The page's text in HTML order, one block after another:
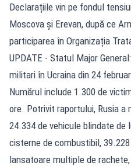
Declarațiile vin pe fondul
Moscova și Erevan, după ce
participarea în Organizația
UPDATE - Statul Major
militari în Ucraina din 24
Numărul include 1.300 de
ore. Potrivit raportului, Rusia a
24.334 de vehicule blindate de
cisterne de combustibil,
lansatoare multiple de